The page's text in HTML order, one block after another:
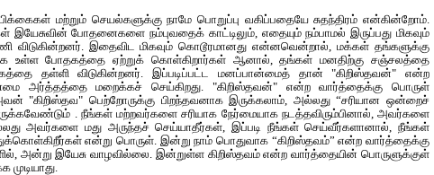
மற்றும் செயல்களுக்கு நாமே பொறுப்பு வகிப்பதையே சுதந்திரம் என்கின்றோம்.
இயேசுவின் போதனைகளை நம்புவதைக் காட்டிலும், எதையும் நம்பாமல் இருப்பது மிகவும்
விடுகின்றனர். இதைவிட மிகவும் கொடூரமானது என்னவென்றால், மக்கள் தங்களுக்கு
உள்ள போதகத்தை ஏற்றுக் கொள்கிறார்கள் ஆனால், தங்கள் மனதிற்கு சஞ்சலத்தை
தள்ளி விடுகின்றனர். இப்படிப்பட்ட மனப்பான்மைத் தான் "கிறிஸ்தவன்" என்ற
அர்த்தத்தை மறைக்கச் செய்கிறது. "கிறிஸ்தவன்" என்ற வார்த்தைக்கு பொருள்
"கிறிஸ்தவ" பெற்றோருக்கு பிறந்தவனாக இருக்கலாம், அல்லது “சரியான ஒன்றைச்
. நீங்கள் மற்றவர்களை சரியாக நேர்மையாக நடத்தவிரும்பினால், அவர்களை
அவர்களை மது அருந்தச் செய்யாதீர்கள், இப்படி நீங்கள் செய்வீர்களானால், நீங்கள்
என்று பொருள். இன்று நாம் பொதுவாக‌ “கிறிஸ்தவம்” என்ற வார்த்தைக்கு
அன்று இயேசு வாழவில்லை. இன்றுள்ள கிறிஸ்தவம் என்ற வார்த்தையின் பொருளுக்குள்